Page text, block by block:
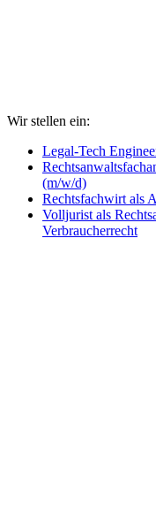
Wir stellen ein:
Legal-Tech
(m/w/d)
Rechtsfachwirt als
Volljurist als
Verbraucherrecht